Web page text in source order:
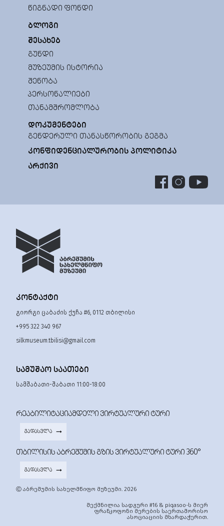
ᲬᲘᲒᲜᲐᲓᲘ ᲤᲝᲜᲓᲘ
ᲑᲚᲝᲒᲘ
ᲨᲔᲡᲐᲮᲔᲑ
ᲒᲣᲜᲓᲘ
ᲛᲣᲖᲔᲣᲛᲘᲡ ᲘᲡᲢᲝᲠᲘᲐ
ᲨᲔᲜᲝᲑᲐ
ᲞᲔᲠᲡᲝᲜᲐᲚᲘᲔᲑᲘ
ᲗᲐᲜᲐᲛᲨᲠᲝᲛᲚᲝᲑᲐ
ᲓᲝᲙᲣᲛᲔᲜᲢᲔᲑᲘ
ᲒᲔᲜᲓᲔᲠᲣᲚᲘ ᲗᲐᲜᲐᲡᲬᲝᲠᲝᲑᲘᲡ ᲒᲔᲒᲛᲐ
ᲙᲝᲜᲤᲘᲓᲔᲜᲪᲘᲐᲚᲣᲠᲝᲑᲘᲡ ᲞᲝᲚᲘᲢᲘᲙᲐ
ᲐᲠᲥᲘᲕᲘ
ᲙᲝᲜᲢᲐᲥᲢᲘ
გიორგი ცაბაძის ქუჩა #6, 0112 თბილისი
+995 322 340 967
silkmuseum.tbilisi@gmail.com
ᲡᲐᲛᲣᲨᲐᲝ ᲡᲐᲐᲗᲔᲑᲘ
სამშაბათი-შაბათი 11:00-18:00
ᲠᲔᲐᲑᲘᲚᲘᲢᲐᲪᲘᲐᲛᲓᲔᲚᲘ ᲕᲘᲠᲢᲣᲐᲚᲣᲠᲘ ᲢᲣᲠᲘ
ᲒᲐᲓᲐᲡᲕᲚᲐ
ᲗᲑᲘᲚᲘᲡᲘᲡ ᲐᲑᲠᲔᲨᲣᲛᲘᲡ ᲒᲖᲘᲡ ᲕᲘᲠᲢᲣᲐᲚᲣᲠᲘ ᲢᲣᲠᲘ 360°
ᲒᲐᲓᲐᲡᲕᲚᲐ
Ⓒ აბრეშუმის სახელმწიფო მუზეუმი. 2026
შექმნილია სადგური #16 & piqasoo-ს მიერ
ფრანკოფონი მერების საერთაშორისო
ასოციაციის მხარდაჭერით.